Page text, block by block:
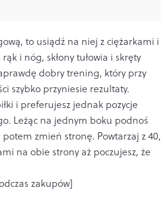
to usiądź na niej z ciężarkami i
i nóg, skłony tułowia i skręty
dobry trening, który przy
szybko przyniesie rezultaty.
i preferujesz jednak pozycje
Leżąc na jednym boku podnoś
zmień stronę. Powtarzaj z 40,
na obie strony aż poczujesz, że
zakupów]